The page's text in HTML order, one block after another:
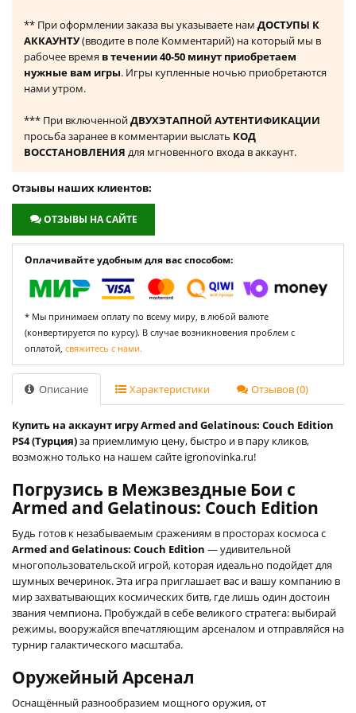
** При оформлении заказа вы указываете нам ДОСТУПЫ К
АККАУНТУ(вводите в поле Комментарий) на который мы в
рабочее время в течении 40-50 минут приобретаем
нужные вам игры. Игры купленные ночью приобретаются
нами утром.
*** При включеннойДВУХЭТАПНОЙ АУТЕНТИФИКАЦИИ
просьба заранее в комментарии выслать КОД
ВОССТАНОВЛЕНИЯ для мгновенного входа в аккаунт.
Отзывы наших клиентов:
ОТЗЫВЫ НА САЙТЕ
Оплачивайте удобным для вас способом:
* Мы принимаем оплату по всему миру, в любой валюте
(конвертируется по курсу). В случае возникновения проблем с
оплатой, свяжитесь с нами.
Описание Характеристики Отзывов (0)
Купить на аккаунт игру Armed and Gelatinous: Couch Edition
PS4 (Турция)за приемлимую цену, быстро и в пару кликов,
возможно только на нашем сайте igronovinka.ru!
Погрузись в Межзвездные Бои с
Armed and Gelatinous: Couch Edition
Будь готов к незабываемым сражениям в просторах космоса с
Armed and Gelatinous: Couch Edition — удивительной
многопользовательской игрой, которая идеально подойдет для
шумных вечеринок. Эта игра приглашает вас и вашу компанию в
мир захватывающих космических битв, где лишь один достоин
звания чемпиона. Пробуждай в себе великого стратега: выбирай
режимы, вооружайся впечатляющим арсеналом и отправляйся на
турнир галактического масштаба.
Оружейный Арсенал
Оснащённый разнообразием мощного оружия, от